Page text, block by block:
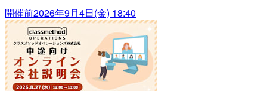
開催前2026年9月4日(金) 18:40